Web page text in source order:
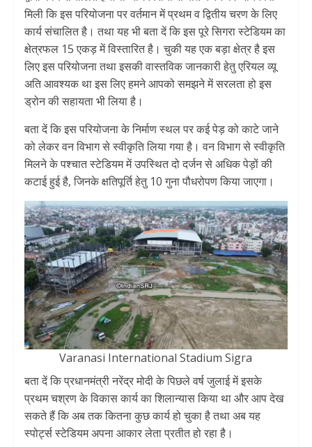
मिली कि इस परियोजना पर वर्तमान में प्रथम व द्वितीय चरण के लिए
कार्य संचालित है। तथा यह भी बता दें कि इस पूरे सिगरा स्टेडियम का
क्षेत्रफल 15 एकड़ में विस्तारित है। चुकी यह एक बड़ा क्षेत्र है इस
लिए इस परियोजना तथा इसकी वास्तविक जानकारी हेतु एरियल व्यू
अति आवश्यक था इस लिए हमने आपको समझने में सरलता हो इस
ड्रोन की सहायता भी लिया है।
बता दें कि इस परियोजना के निर्माण स्थल पर कई पेड़ को काटे जाने
को लेकर वन विभाग से स्वीकृति लिया गया है। वन विभाग से स्वीकृति
मिलने के पश्चात स्टेडियम में उपस्थित दो दर्जन से अधिक पेड़ों की
कटाई हुई है, जिनके क्षतिपूर्ति हेतु 10 गुना पौधरोपण किया जाएगा।
Varanasi International Stadium Sigra
बता दें कि प्रधानमंत्री नरेंद्र मोदी के पिछले वर्ष जुलाई में इसके
प्रथम चश्रण के विकास कार्य का शिलान्यास किया था और आप देख
सकते हैं कि अब तक कितना कुछ कार्य हो चुका है तथा अब यह
स्पोर्ट्स स्टेडियम अपना आकार लेता प्रतीत हो रहा है।